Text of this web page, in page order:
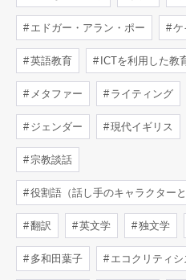
エドガー・アラン・ポー ケ
英語教育 ICTを利用した教
メタファー ライティング
ジェンダー 現代イギリス
宗教談話
役割語（話し手のキャラクター
翻訳 英文学 独文学
多和田葉子 エコクリティシ